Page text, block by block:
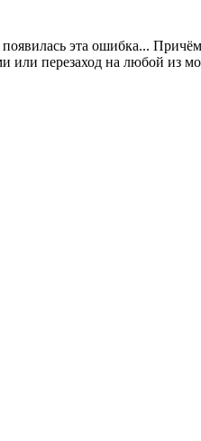
появилась эта ошибка...
или перезаход на любой из